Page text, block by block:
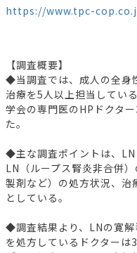
https://www.tpc-
【調査概要】
◆当調査では、成人の全身
治療を5人以上担当してい
学会の専門医のHPドクタ
た。
◆主な調査ポイントは、
LN（ループス腎炎非合併
製剤など）の処方状況、治
としている。
◆調査結果より、LNの寛
を処方しているドクターは